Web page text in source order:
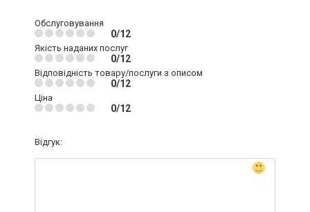
Обслуговування
0/12
Якість наданих послуг
0/12
Відповідність товару/послуги з описом
0/12
Ціна
0/12
Відгук: